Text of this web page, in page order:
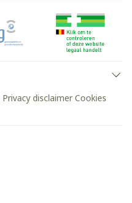
Privacy disclaimer Cookies